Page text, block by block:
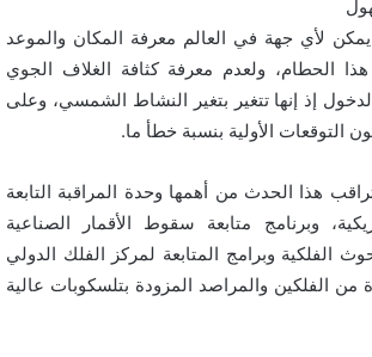
يمكن لأي جهة في العالم معرفة المكان والموعد
الحطام، ولعدم معرفة كثافة الغلاف الجوي
إذ إنها تتغير بتغير النشاط الشمسي، وعلى
التوقعات الأولية بنسبة خطأ ما.
هذا الحدث من أهمها وحدة المراقبة التابعة
وبرنامج متابعة سقوط الأقمار الصناعية
الفلكية وبرامج المتابعة لمركز الفلك الدولي
من الفلكين والمراصد المزودة بتلسكوبات عالية